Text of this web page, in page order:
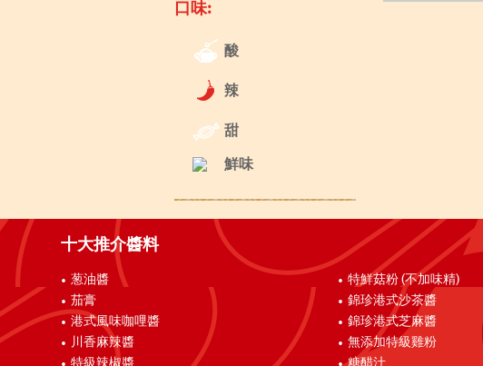
口味:
酸
辣
甜
鮮味
十大推介醬料
葱油醬
茄膏
港式風味咖哩醬
川香麻辣醬
特級辣椒醬
特鮮菇粉 (不加味精)
錦珍港式沙茶醬
錦珍港式芝麻醬
無添加特級雞粉
糖醋汁